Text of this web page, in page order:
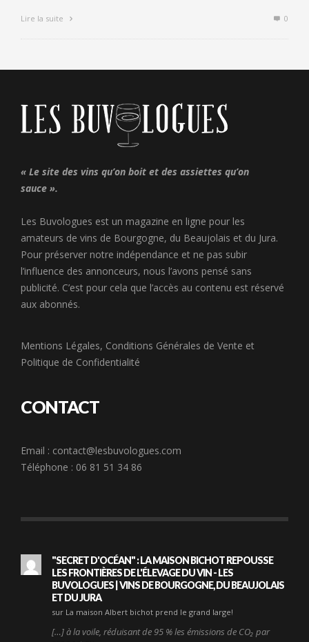
Lire la suite 0
« Le site des vins qu’on boit et des assiettes qu’on
sauce ».
Les Buvologues est un magazine en ligne pour les
amateurs de vins de Bourgogne, du Beaujolais et du Jura.
Pour préserver notre indépendance et ne pas subir
l’influence des annonceurs, nous l’avons pensé sans
publicité. C’est pour cela que l’accès au contenu est réservé
aux abonnés.
Mentions Légales, Conditions Générales de Vente et
Politique de Confidentialité
CONTACT
Email : contact@lesbuvologues.com
Téléphone : 06 81 51 34 86
"SECRET D'OCÉAN" : LA MAISON BICHOT REPOUSSE
LES FRONTIÈRES DE L'ÉLEVAGE DU VIN - LES
BUVOLOGUES | VINS DE BOURGOGNE, DU BEAUJOLAIS
ET DU JURA
sur La maison Albert bichot prend le grand large!
[…] à la voile, réduisant de 95 % les émissions de CO₂ par